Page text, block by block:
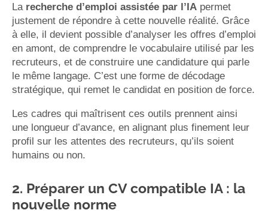
La recherche d’emploi assistée par l’IA permet
justement de répondre à cette nouvelle réalité. Grâce
à elle, il devient possible d’analyser les offres d’emploi
en amont, de comprendre le vocabulaire utilisé par les
recruteurs, et de construire une candidature qui parle
le même langage. C’est une forme de décodage
stratégique, qui remet le candidat en position de force.
Les cadres qui maîtrisent ces outils prennent ainsi
une longueur d’avance, en alignant plus finement leur
profil sur les attentes des recruteurs, qu’ils soient
humains ou non.
2. Préparer un CV compatible IA : la
nouvelle norme